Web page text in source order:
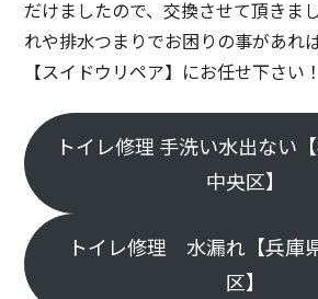
だけましたので、交換させて頂きま
れや排水つまりでお困りの事があれ
【スイドウリペア】にお任せ下さい
トイレ修理 手洗い水出ない
中央区】
トイレ修理 水漏れ【兵庫
区】